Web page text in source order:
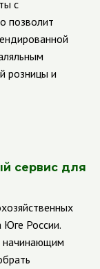
с
позволит
розницы и
сервис для
Юге России.
начинающим